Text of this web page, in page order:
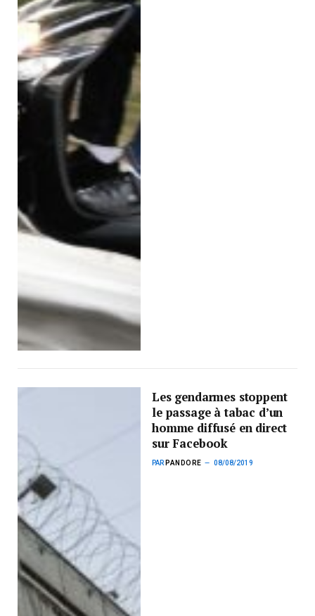
Les gendarmes stoppent
le passage à tabac d’un
homme diffusé en direct
sur Facebook
PAR PANDORE 08/08/2019